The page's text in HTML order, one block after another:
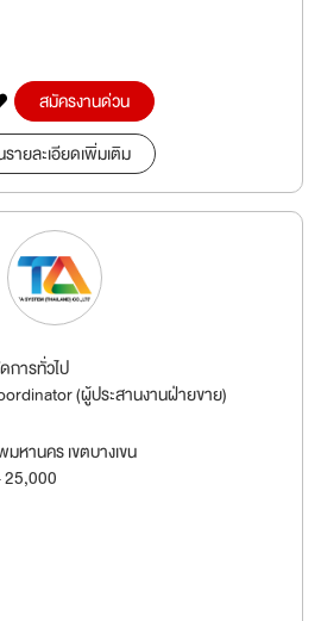
สมัครงานด่วน
ายละเอียดเพิ่มเติม
การทั่วไป
(ผู้ประสานงานฝ่ายขาย)
มหานคร เขตบางเขน